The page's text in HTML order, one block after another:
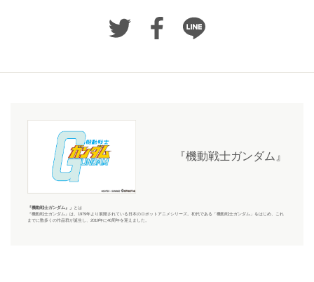
『機動戦士ガンダム』
『機動戦士ガンダム』 」 とは
『機動戦士ガンダム』 は、1979年より展開されている日本のロボットアニメシリーズ。初代である「機動戦士ガンダム」をはじめ、これ
までに数多くの作品群が誕生し、2019年に40周年を迎えました。